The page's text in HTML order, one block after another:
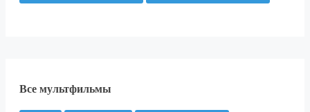
Все мультфильмы